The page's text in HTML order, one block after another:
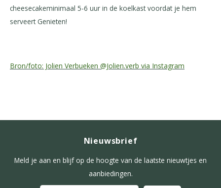
cheesecakeminimaal 5-6 uur in de koelkast voordat je hem
serveert Genieten!
Bron/foto: Jolien Verbueken @Jolien.verb via Instagram
Nieuwsbrief
Meld je aan en blijf op de hoogte van de laatste nieuwtjes en
aanbiedingen.